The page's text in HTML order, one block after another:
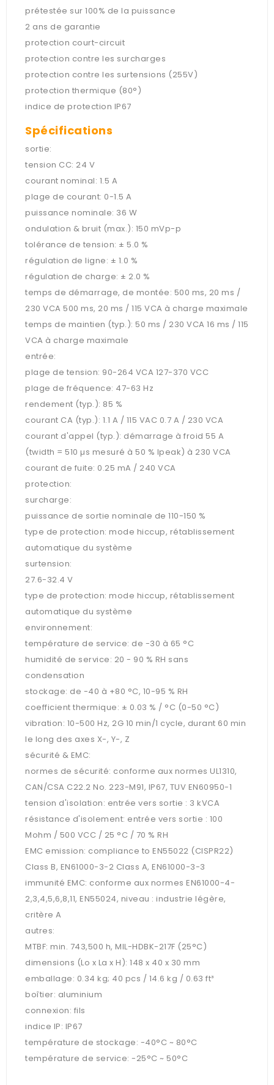
prétestée sur 100% de la puissance
2 ans de garantie
protection court-circuit
protection contre les surcharges
protection contre les surtensions (255V)
protection thermique (80°)
indice de protection IP67
Spécifications
sortie:
tension CC: 24 V
courant nominal: 1.5 A
plage de courant: 0-1.5 A
puissance nominale: 36 W
ondulation & bruit (max.): 150 mVp-p
tolérance de tension: ± 5.0 %
régulation de ligne: ± 1.0 %
régulation de charge: ± 2.0 %
temps de démarrage, de montée: 500 ms, 20 ms /
230 VCA 500 ms, 20 ms / 115 VCA à charge maximale
temps de maintien (typ.): 50 ms / 230 VCA 16 ms / 115
VCA à charge maximale
entrée:
plage de tension: 90-264 VCA 127-370 VCC
plage de fréquence: 47-63 Hz
rendement (typ.): 85 %
courant CA (typ.): 1.1 A / 115 VAC 0.7 A / 230 VCA
courant d'appel (typ.): démarrage à froid 55 A
(twidth = 510 µs mesuré à 50 % Ipeak) à 230 VCA
courant de fuite: 0.25 mA / 240 VCA
protection:
surcharge:
puissance de sortie nominale de 110-150 %
type de protection: mode hiccup, rétablissement
automatique du système
surtension:
27.6-32.4 V
type de protection: mode hiccup, rétablissement
automatique du système
environnement:
température de service: de -30 à 65 °C
humidité de service: 20 - 90 % RH sans
condensation
stockage: de -40 à +80 °C, 10-95 % RH
coefficient thermique: ± 0.03 % / °C (0-50 °C)
vibration: 10-500 Hz, 2G 10 min/1 cycle, durant 60 min
le long des axes X-, Y-, Z
sécurité & EMC:
normes de sécurité: conforme aux normes UL1310,
CAN/CSA C22.2 No. 223-M91, IP67, TUV EN60950-1
tension d'isolation: entrée vers sortie : 3 kVCA
résistance d'isolement: entrée vers sortie : 100
Mohm / 500 VCC / 25 °C / 70 % RH
EMC emission: compliance to EN55022 (CISPR22)
Class B, EN61000-3-2 Class A, EN61000-3-3
immunité EMC: conforme aux normes EN61000-4-
2,3,4,5,6,8,11, EN55024, niveau : industrie légère,
critère A
autres:
MTBF: min. 743,500 h, MIL-HDBK-217F (25°C)
dimensions (Lo x La x H): 148 x 40 x 30 mm
emballage: 0.34 kg; 40 pcs / 14.6 kg / 0.63 ft³
boîtier: aluminium
connexion: fils
indice IP: IP67
température de stockage: -40°C ~ 80°C
température de service: -25°C ~ 50°C